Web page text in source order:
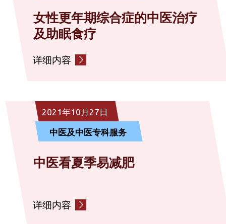
社区营养服务
社区复康服务
女性更年期综合症的中医治疗
及助眠食疗
详细内容
2021年10月27日
中医及中医专科服务
中医看夏季易减肥
详细内容